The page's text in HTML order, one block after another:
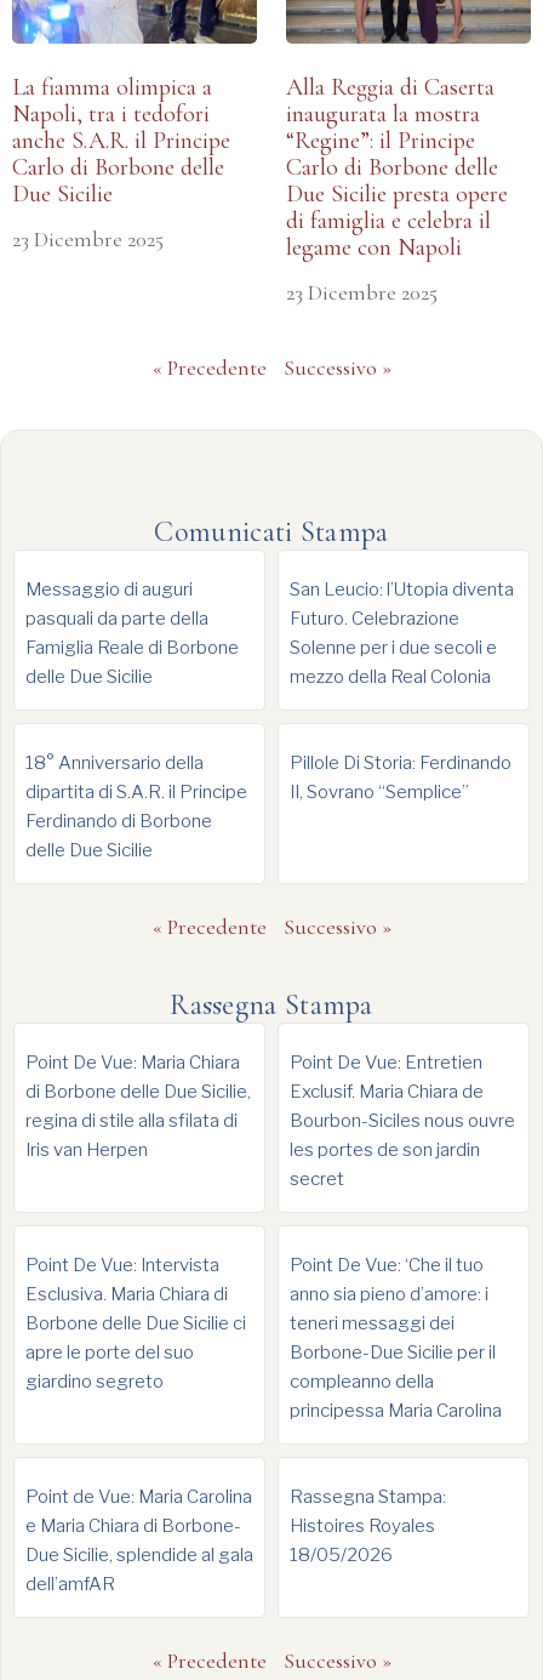
La fiamma olimpica a
Napoli, tra i tedofori
anche S.A.R. il Principe
Carlo di Borbone delle
Due Sicilie
23 Dicembre 2025
Alla Reggia di Caserta
inaugurata la mostra
“Regine”: il Principe
Carlo di Borbone delle
Due Sicilie presta opere
di famiglia e celebra il
legame con Napoli
23 Dicembre 2025
« Precedente Successivo »
Comunicati Stampa
Messaggio di auguri
pasquali da parte della
Famiglia Reale di Borbone
delle Due Sicilie
San Leucio: l’Utopia diventa
Futuro. Celebrazione
Solenne per i due secoli e
mezzo della Real Colonia
18° Anniversario della
dipartita di S.A.R. il Principe
Ferdinando di Borbone
delle Due Sicilie
Pillole Di Storia: Ferdinando
II, Sovrano “Semplice”
« Precedente Successivo »
Rassegna Stampa
Point De Vue: Maria Chiara
di Borbone delle Due Sicilie,
regina di stile alla sfilata di
Iris van Herpen
Point De Vue: Entretien
Exclusif. Maria Chiara de
Bourbon-Siciles nous ouvre
les portes de son jardin
secret
Point De Vue: Intervista
Esclusiva. Maria Chiara di
Borbone delle Due Sicilie ci
apre le porte del suo
giardino segreto
Point De Vue: ‘Che il tuo
anno sia pieno d’amore: i
teneri messaggi dei
Borbone-Due Sicilie per il
compleanno della
principessa Maria Carolina
Point de Vue: Maria Carolina
e Maria Chiara di Borbone-
Due Sicilie, splendide al gala
dell’amfAR
Rassegna Stampa:
Histoires Royales
18/05/2026
« Precedente Successivo »